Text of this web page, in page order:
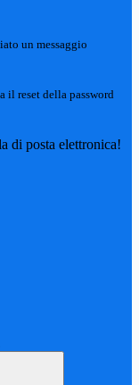
un messaggio
il reset della password
di posta elettronica!